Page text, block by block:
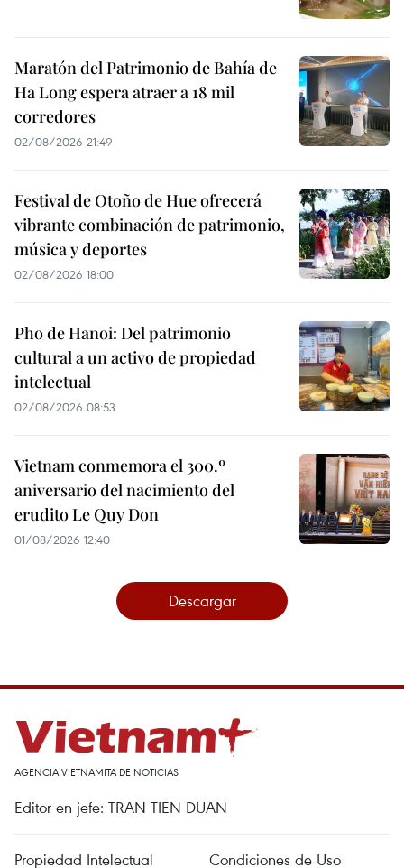
Maratón del Patrimonio de Bahía de
Ha Long espera atraer a 18 mil
corredores
02/08/2026 21:49
Festival de Otoño de Hue ofrecerá
vibrante combinación de patrimonio,
música y deportes
02/08/2026 18:00
Pho de Hanoi: Del patrimonio
cultural a un activo de propiedad
intelectual
02/08/2026 08:53
Vietnam conmemora el 300.º
aniversario del nacimiento del
erudito Le Quy Don
01/08/2026 12:40
Descargar
AGENCIA VIETNAMITA DE NOTICIAS
Editor en jefe: TRAN TIEN DUAN
Propiedad Intelectual Condiciones de Uso